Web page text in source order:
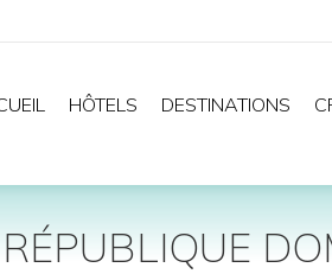
HÔTELS DESTINATIONS